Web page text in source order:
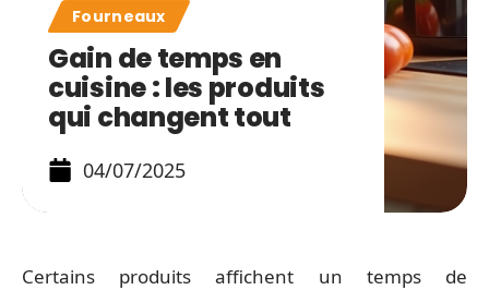
Fourneaux
Gain de temps en
cuisine : les produits
qui changent tout
04/07/2025
Certains produits affichent un temps de